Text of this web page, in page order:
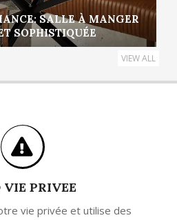
SALLE À MANGER
SOPHISTIQUÉE
VIEW ALL
VIE PRIVEE
vie privée et utilise des